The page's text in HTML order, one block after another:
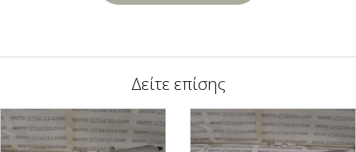
Δείτε επίσης